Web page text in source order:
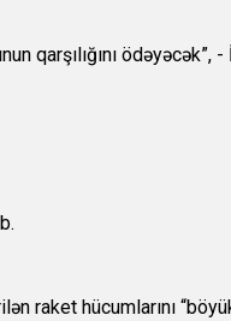
qarşılığını ödəyəcək”,
raket hücumlarını